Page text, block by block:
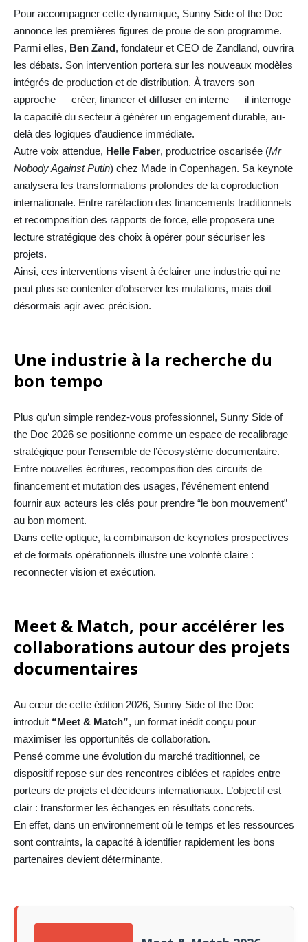
Pour accompagner cette dynamique, Sunny Side of the Doc
annonce les premières figures de proue de son programme.
Parmi elles, Ben Zand, fondateur et CEO de Zandland, ouvrira
les débats. Son intervention portera sur les nouveaux modèles
intégrés de production et de distribution. À travers son
approche — créer, financer et diffuser en interne — il interroge
la capacité du secteur à générer un engagement durable, au-
delà des logiques d’audience immédiate.
Autre voix attendue, Helle Faber, productrice oscarisée (Mr
Nobody Against Putin) chez Made in Copenhagen. Sa keynote
analysera les transformations profondes de la coproduction
internationale. Entre raréfaction des financements traditionnels
et recomposition des rapports de force, elle proposera une
lecture stratégique des choix à opérer pour sécuriser les
projets.
Ainsi, ces interventions visent à éclairer une industrie qui ne
peut plus se contenter d’observer les mutations, mais doit
désormais agir avec précision.
Une industrie à la recherche du
bon tempo
Plus qu’un simple rendez-vous professionnel, Sunny Side of
the Doc 2026 se positionne comme un espace de recalibrage
stratégique pour l’ensemble de l’écosystème documentaire.
Entre nouvelles écritures, recomposition des circuits de
financement et mutation des usages, l’événement entend
fournir aux acteurs les clés pour prendre “le bon mouvement”
au bon moment.
Dans cette optique, la combinaison de keynotes prospectives
et de formats opérationnels illustre une volonté claire :
reconnecter vision et exécution.
Meet & Match, pour accélérer les
collaborations autour des projets
documentaires
Au cœur de cette édition 2026, Sunny Side of the Doc
introduit “Meet & Match”, un format inédit conçu pour
maximiser les opportunités de collaboration.
Pensé comme une évolution du marché traditionnel, ce
dispositif repose sur des rencontres ciblées et rapides entre
porteurs de projets et décideurs internationaux. L’objectif est
clair : transformer les échanges en résultats concrets.
En effet, dans un environnement où le temps et les ressources
sont contraints, la capacité à identifier rapidement les bons
partenaires devient déterminante.